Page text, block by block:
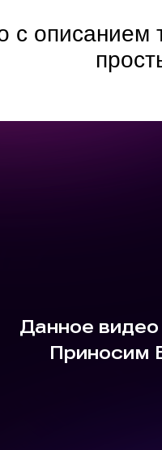
с описанием